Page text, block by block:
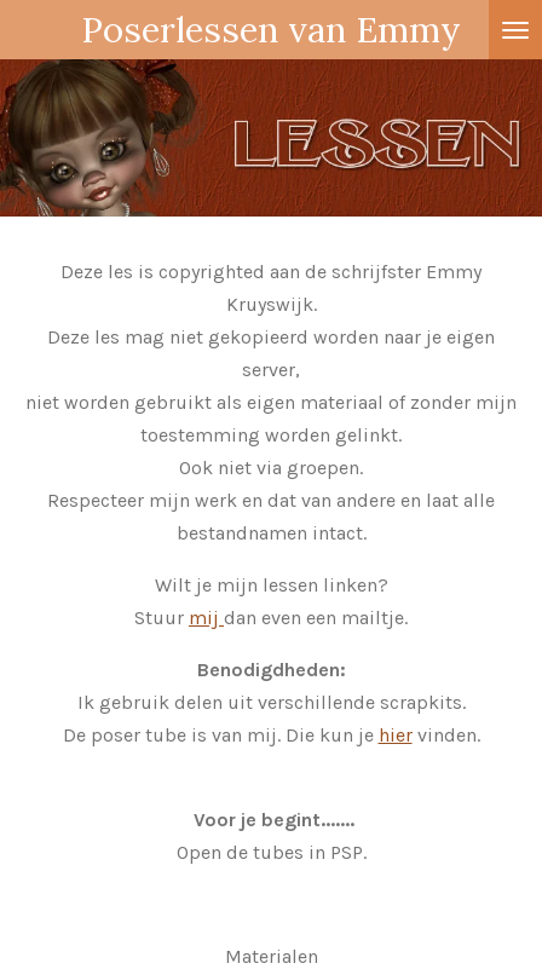
direct
naar
de
hoofdinhoud
Poserlessen van Emmy
Deze les is copyrighted aan de schrijfster Emmy
Kruyswijk.
Deze les mag niet gekopieerd worden naar je eigen
server,
niet worden gebruikt als eigen materiaal of zonder mijn
toestemming worden gelinkt.
Ook niet via groepen.
Respecteer mijn werk en dat van andere en laat alle
bestandnamen intact.
Wilt je mijn lessen linken?
Stuur mij dan even een mailtje.
Benodigdheden:
Ik gebruik delen uit verschillende scrapkits.
De poser tube is van mij. Die kun je hiervinden.
Voor je begint.......
Open de tubes in PSP.
Materialen